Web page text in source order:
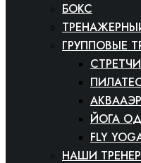
БОКС
ГРУППОВЫЕ
ЙОГА
FLY
НАШИ